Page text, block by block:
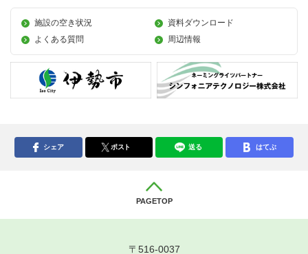
施設の空き状況
資料ダウンロード
よくある質問
周辺情報
シェア ポスト 送る はてぶ
PAGETOP
〒516-0037